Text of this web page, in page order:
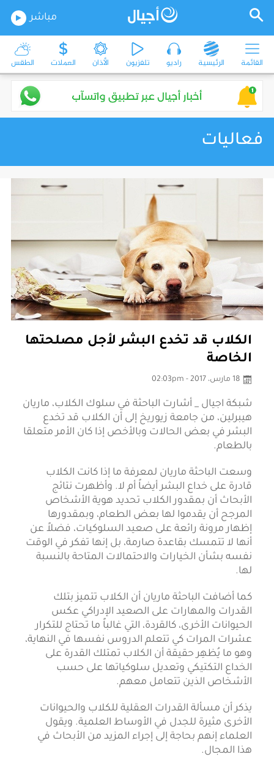
مباشر
القائمة الرئيسية راديو تلفزيون الأذان العملات الطقس
فعاليات
الكلاب قد تخدع البشر لأجل مصلحتها
الخاصة
18 مارس، 2017 - 02:03pm
شبكة اجيال _ أشارت الباحثة في سلوك الكلاب، ماريان
هيبرلين، من جامعة زيوريخ إلى أن الكلاب قد تخدع
البشر في بعض الحالات وبالأخص إذا كان الأمر متعلقا
بالطعام.
وسعت الباحثة ماريان لمعرفة ما إذا كانت الكلاب
قادرة على خداع البشر أيضاً أم لا. وأظهرت نتائج
الأبحاث أن بمقدور الكلاب تحديد هوية الأشخاص
المرجح أن يقدموا لها بعض الطعام، وبمقدورها
إظهار مرونة رائعة على صعيد السلوكيات، فضلاً عن
أنها لا تتمسك بقاعدة صارمة، بل إنها تفكر في الوقت
نفسه بشأن الخيارات والاحتمالات المتاحة بالنسبة
لها.
كما أضافت الباحثة ماريان أن الكلاب تتميز بتلك
القدرات والمهارات على الصعيد الإدراكي عكس
الحيوانات الأخرى، كالقردة، التي غالباً ما تحتاج للتكرار
عشرات المرات كي تتعلم الدروس نفسها في النهاية،
وهو ما يُظهِر حقيقة أن الكلاب تمتلك القدرة على
الخداع التكتيكي وتعديل سلوكياتها على حسب
الأشخاص الذين تتعامل معهم.
يذكر أن مسألة القدرات العقلية للكلاب والحيوانات
الأخرى مثيرة للجدل في الأوساط العلمية. ويقول
العلماء إنهم بحاجة إلى إجراء المزيد من الأبحاث في
هذا المجال.